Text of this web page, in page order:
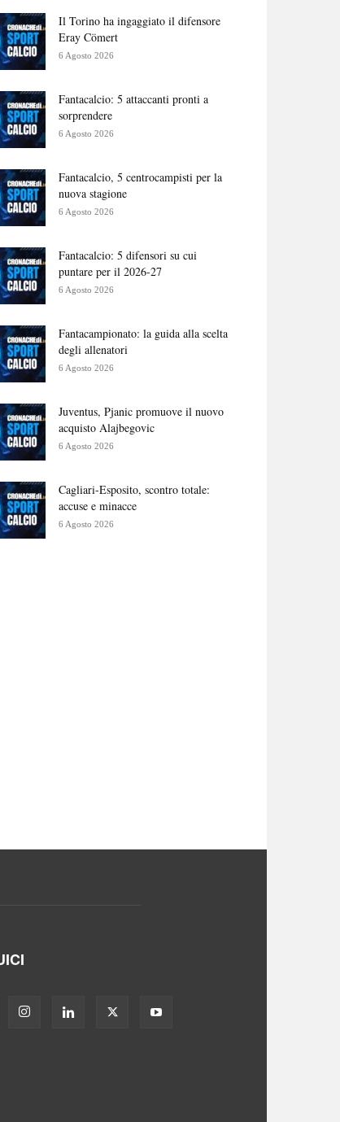
Il Torino ha ingaggiato il difensore
Eray Cömert
6 Agosto 2026
Fantacalcio: 5 attaccanti pronti a
sorprendere
6 Agosto 2026
Fantacalcio, 5 centrocampisti per la
nuova stagione
6 Agosto 2026
Fantacalcio: 5 difensori su cui
puntare per il 2026-27
6 Agosto 2026
Fantacampionato: la guida alla scelta
degli allenatori
6 Agosto 2026
Juventus, Pjanic promuove il nuovo
acquisto Alajbegovic
6 Agosto 2026
Cagliari-Esposito, scontro totale:
accuse e minacce
6 Agosto 2026